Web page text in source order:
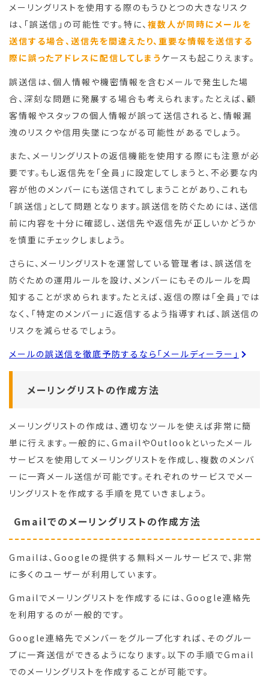
メーリングリストを使用する際のもうひとつの大きなリスク
は、「誤送信」の可能性です。特に、 複数人が同時にメールを
送信する場合、送信先を間違えたり、重要な情報を送信する
際に誤ったアドレスに配信してしまう ケースも起こりえます。
誤送信は、個人情報や機密情報を含むメールで発生した場
合、深刻な問題に発展する場合も考えられます。たとえば、顧
客情報やスタッフの個人情報が誤って送信されると、情報漏
洩のリスクや信用失墜につながる可能性があるでしょう。
また、メーリングリストの返信機能を使用する際にも注意が必
要です。もし返信先を「全員」に設定してしまうと、不必要な内
容が他のメンバーにも送信されてしまうことがあり、これも
「誤送信」として問題となります。誤送信を防ぐためには、送信
前に内容を十分に確認し、送信先や返信先が正しいかどうか
を慎重にチェックしましょう。
さらに、メーリングリストを運営している管理者は、誤送信を
防ぐための運用ルールを設け、メンバーにもそのルールを周
知することが求められます。たとえば、返信の際は「全員」では
なく、「特定のメンバー」に返信するよう指導すれば、誤送信の
リスクを減らせるでしょう。
メールの誤送信を徹底予防するなら「メールディーラー」
メーリングリストの作成方法
メーリングリストの作成は、適切なツールを使えば非常に簡
単に行えます。一般的に、GmailやOutlookといったメール
サービスを使用してメーリングリストを作成し、複数のメンバ
ーに一斉メール送信が可能です。それぞれのサービスでメー
リングリストを作成する手順を見ていきましょう。
Gmailでのメーリングリストの作成方法
Gmailは、Googleの提供する無料メールサービスで、非常
に多くのユーザーが利用しています。
Gmailでメーリングリストを作成するには、Google連絡先
を利用するのが一般的です。
Google連絡先でメンバーをグループ化すれば、そのグルー
プに一斉送信ができるようになります。以下の手順でGmail
でのメーリングリストを作成することが可能です。